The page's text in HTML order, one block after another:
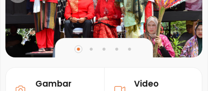
Gambar Video